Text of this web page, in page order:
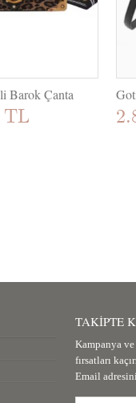
Barok Çanta
TL
TAKIPTE
Kampanya
fırsatları
Email